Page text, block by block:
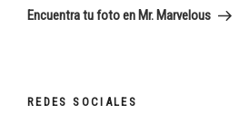
entrada
Encuentra tu foto en Mr. Marvelous
REDES SOCIALES